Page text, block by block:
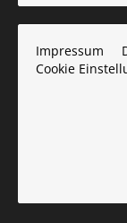
Impressum
Cookie